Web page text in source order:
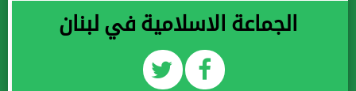
الجماعة الاسلامية في لبنان